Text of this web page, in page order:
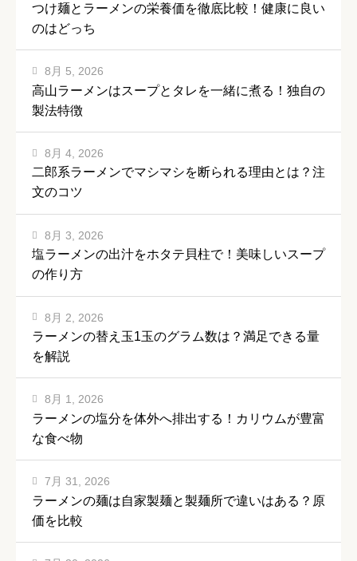
つけ麺とラーメンの栄養価を徹底比較！健康に良い
のはどっち
高山ラーメンはスープとタレを一緒に煮る！独自の
製法特徴
8月 5, 2026
二郎系ラーメンでマシマシを断られる理由とは？注
文のコツ
8月 4, 2026
塩ラーメンの出汁をホタテ貝柱で！美味しいスープ
の作り方
8月 3, 2026
ラーメンの替え玉1玉のグラム数は？満足できる量
を解説
8月 2, 2026
ラーメンの塩分を体外へ排出する！カリウムが豊富
な食べ物
8月 1, 2026
ラーメンの麺は自家製麺と製麺所で違いはある？原
価を比較
7月 31, 2026